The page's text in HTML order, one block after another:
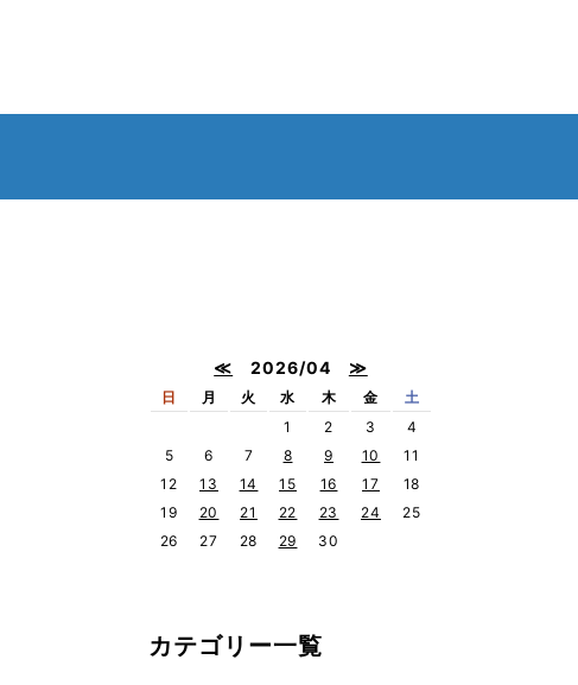
≪ 2026/04 ≫
日 月 火 水 木 金
土
1
2 3
4
5
6 7 8 9 10
11
12
13 14 15 16 17
18
19
20 21 22 23 24
25
26
27 28 29 30
カテゴリー一覧